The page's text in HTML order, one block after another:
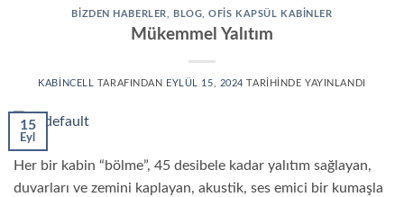
BIZDEN HABERLER BLOG ,OFIS KAPSÜL KABINLER
Mükemmel Yalıtım
KABINCELL TARAFINDAN EYLÜL 15, 2024 TARIHINDE YAYINLANDI
15
Eyl
Her bir kabin “bölme”, ​​45 desibele kadar yalıtım sağlayan,
duvarları ve zemini kaplayan, akustik, ses emici bir kumaşla